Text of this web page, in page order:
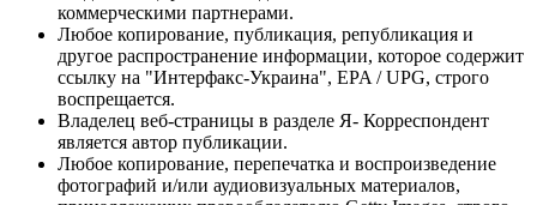
коммерческими партнерами.
Любое копирование, публикация, републикация и
другое распространение информации, которое содержит
ссылку на "Интерфакс-Украина", EPA / UPG, строго
воспрещается.
Владелец веб-страницы в разделе Я- Корреспондент
является автор публикации.
Любое копирование, перепечатка и воспроизведение
фотографий и/или аудиовизуальных материалов,